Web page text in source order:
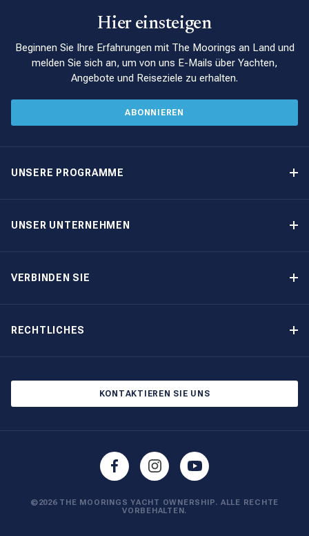
Hier einsteigen
Beginnen Sie Ihre Erfahrungen mit The Moorings an Land und
melden Sie sich an, um von uns E-Mails über Yachten,
Angebote und Reiseziele zu erhalten.
ABONNIEREN
UNSERE PROGRAMME
UNSER UNTERNEHMEN
VERBINDEN SIE
RECHTLICHES
KONTAKTIEREN SIE UNS
©2026 THE MOORINGS YACHT OWNERSHIP. ALLE RECHTE
VORBEHALTEN.